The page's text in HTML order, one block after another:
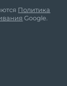
Политика
Google.